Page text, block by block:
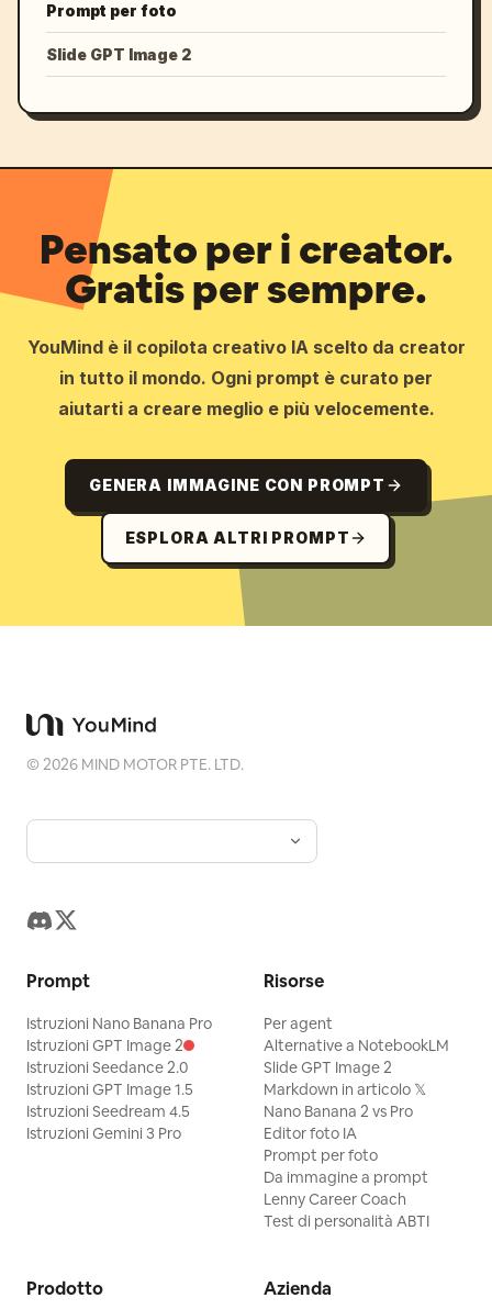
Prompt per foto
Slide GPT Image 2
Pensato per i creator.
Gratis per sempre.
YouMind è il copilota creativo IA scelto da creator
in tutto il mondo. Ogni prompt è curato per
aiutarti a creare meglio e più velocemente.
GENERA IMMAGINE CON PROMPT
ESPLORA ALTRI PROMPT
©2026 MIND MOTOR PTE. LTD.
Prompt
Istruzioni Nano Banana Pro
Istruzioni GPT Image 2
Istruzioni Seedance 2.0
Istruzioni GPT Image 1.5
Istruzioni Seedream 4.5
Istruzioni Gemini 3 Pro
Risorse
Per agent
Alternative a NotebookLM
Slide GPT Image 2
Markdown in articolo 𝕏
Nano Banana 2 vs Pro
Editor foto IA
Prompt per foto
Da immagine a prompt
Lenny Career Coach
Test di personalità ABTI
Prodotto Azienda